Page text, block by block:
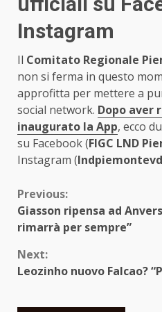
Instagram
Il Comitato Regionale
non si ferma in questo
approfitta per mettere a
social network. Dopo aver
inaugurato la App, ecco
su Facebook (FIGC LND
Instagram (
Continue
Reading
Previous:
Giasson ripensa ad
rimarrà per sempre”
Next:
Leozinho nuovo Falcao?